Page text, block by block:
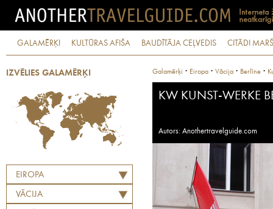
GALAMĒRĶI KULTŪRAS AFIŠA BAUDĪTĀJA CEĻVEDIS CITĀDI
IZVĒLIES GALAMĒRĶI
EIROPA
VĀCIJA
Galamērķi · Eiropa · Vācija · Berlīne ·
KW KUNST-WERKE
Autors: Anothertravelguide.com